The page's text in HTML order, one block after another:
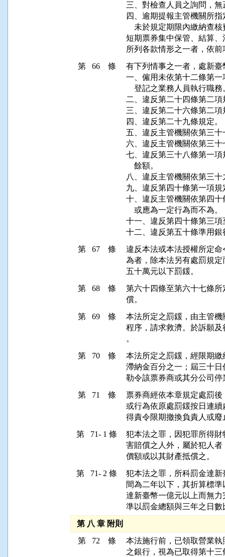
三、對檢查人員之詢問，
四、逾期提報主管機關所
未於規定期限內繳納查
短期票券集中保管、結算
所列各款情形之一者，依
第 66 條
有下列情事之一者，處新
一、僱用未依第十二條第
登記之業務人員執行職務
二、違反第二十四條第二項
三、違反第二十六條第二項
四、違反第二十九條規定。
五、違反主管機關依第三
六、違反主管機關依第三
七、違反第三十八條第一
    餘額。
八、違反主管機關依第三
九、違反第四十條第一項規
十、違反主管機關依第四
    或應為一定行為而不為。
十一、違反第四十條第三
第 67 條
違反本法或本法授權所定
為者，除本法另有處罰規
五十萬元以下罰鍰。
第 68 條
第六十四條至第六十七條
償。
第 69 條
本法所定之罰鍰，由主管
程序，請求救濟。於訴願
。
第 70 條
本法所定之罰鍰，經限期
滯納金百分之一；屆三十
勒令該票券商或其分公司停
第 71 條
票券商經依本章規定處罰
或行為依原處罰鍰按日連
得責令限期撤換負責人或廢
第 71- 1 條
犯本法之罪，因犯罪所得
害賠償之人外，屬於犯人
價額或以其財產抵償之。
第 71- 2 條
犯本法之罪，所科罰金達
間為二年以下，其折算標
達新臺幣一億元以上而無
準以罰金總額與三年之日數
第 八 章 附則
第 72 條
本法施行前，已領取營業
之銀行，視為已取得第十